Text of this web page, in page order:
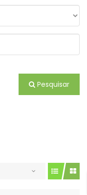
Pesquisar